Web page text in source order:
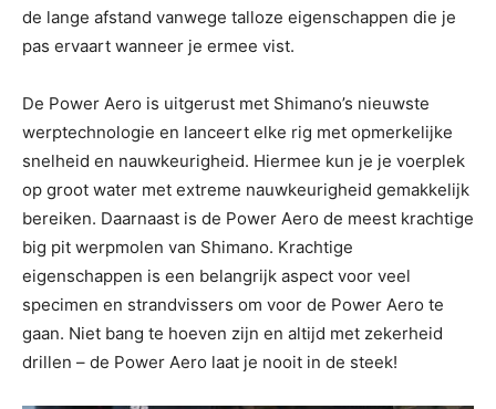
de lange afstand vanwege talloze eigenschappen die je
pas ervaart wanneer je ermee vist.
De Power Aero is uitgerust met Shimano’s nieuwste
werptechnologie en lanceert elke rig met opmerkelijke
snelheid en nauwkeurigheid. Hiermee kun je je voerplek
op groot water met extreme nauwkeurigheid gemakkelijk
bereiken. Daarnaast is de Power Aero de meest krachtige
big pit werpmolen van Shimano. Krachtige
eigenschappen is een belangrijk aspect voor veel
specimen en strandvissers om voor de Power Aero te
gaan. Niet bang te hoeven zijn en altijd met zekerheid
drillen – de Power Aero laat je nooit in de steek!